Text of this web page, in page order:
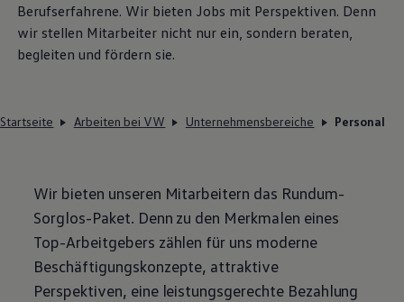
Berufserfahrene. Wir bieten Jobs mit Perspektiven. Denn
wir stellen Mitarbeiter nicht nur ein, sondern beraten,
begleiten und fördern sie.
Startseite Arbeiten bei VW Unternehmensbereiche Personal
Wir bieten unseren Mitarbeitern das Rundum-
Sorglos-Paket. Denn zu den Merkmalen eines
Top-Arbeitgebers zählen für uns moderne
Beschäftigungskonzepte, attraktive
Perspektiven, eine leistungsgerechte Bezahlung